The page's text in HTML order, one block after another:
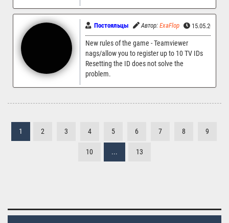
Постояльцы Автор: ExaFlop 15.05.2025
New rules of the game - Teamviewer
nags/allow you to register up to 10 TV IDs
Resetting the ID does not solve the
problem.
1 2 3 4 5 6 7 8 9
10 ... 13